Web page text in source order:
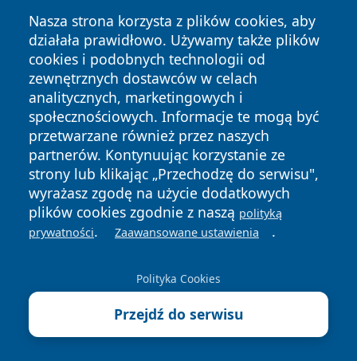
Nasza strona korzysta z plików cookies, aby
działała prawidłowo. Używamy także plików
cookies i podobnych technologii od
zewnętrznych dostawców w celach
analitycznych, marketingowych i
społecznościowych. Informacje te mogą być
przetwarzane również przez naszych
partnerów. Kontynuując korzystanie ze
strony lub klikając „Przechodzę do serwisu",
wyrażasz zgodę na użycie dodatkowych
plików cookies zgodnie z naszą polityką
prywatności. Zaawansowane ustawienia .
Polityka Cookies
Przejdź do serwisu
Copyright © 2026 24piaseczno.pl Wszystkie prawa
zastrzeżone.
News Autorzy
Polityka
Prywatności
Polityka
Cookies